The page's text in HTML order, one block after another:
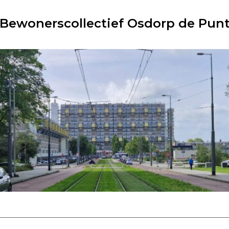
Bewonerscollectief Osdorp de